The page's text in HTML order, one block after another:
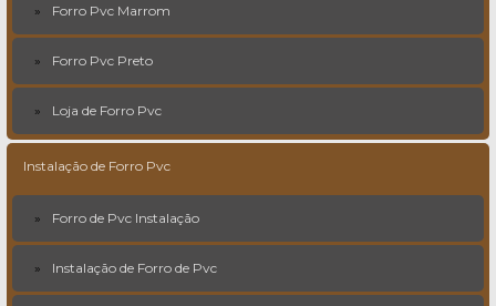
Forro Pvc Marrom
Forro Pvc Preto
Loja de Forro Pvc
Instalação de Forro Pvc
Forro de Pvc Instalação
Instalação de Forro de Pvc